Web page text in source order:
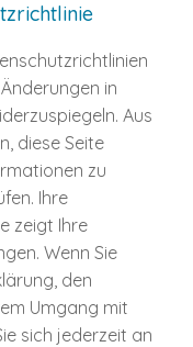
in
Aus
diese Seite
zu
Ihre
zeigt Ihre
Wenn Sie
den
Umgang mit
sich jederzeit an